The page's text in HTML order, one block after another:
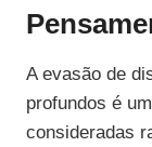
A evasão de
profundos é
consideradas